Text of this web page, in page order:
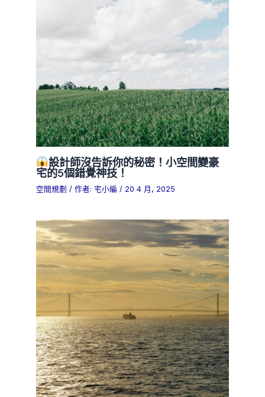
設計師沒告訴你的秘密！小空間變豪
宅的5個錯覺神技！
空間規劃 / 作者: 宅小編/ 20 4 月, 2025